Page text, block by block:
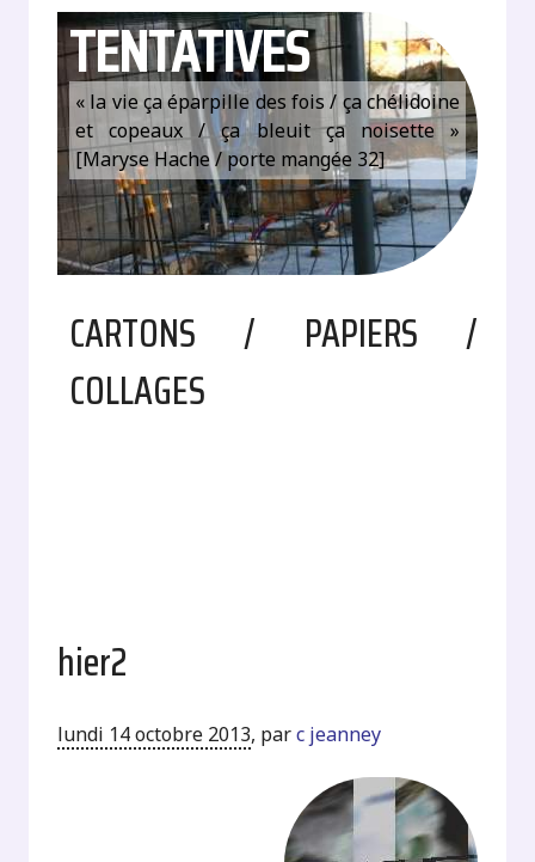
TENTATIVES
« la vie ça éparpille des fois / ça chélidoine
et copeaux / ça bleuit ça noisette »
[Maryse Hache / porte mangée 32]
CARTONS / PAPIERS /
COLLAGES
hier2
lundi 14 octobre 2013, parc jeanney